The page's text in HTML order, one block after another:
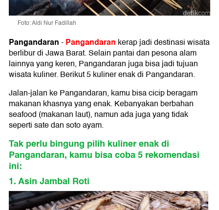
Foto: Aldi Nur Fadillah
Pangandaran-Pangandaran kerap jadi destinasi wisata
berlibur di Jawa Barat. Selain pantai dan pesona alam
lainnya yang keren, Pangandaran juga bisa jadi tujuan
wisata kuliner. Berikut 5 kuliner enak di Pangandaran.
Jalan-jalan ke Pangandaran, kamu bisa cicip beragam
makanan khasnya yang enak. Kebanyakan berbahan
seafood (makanan laut), namun ada juga yang tidak
seperti sate dan soto ayam.
Tak perlu bingung pilih kuliner enak di
Pangandaran, kamu bisa coba 5 rekomendasi
ini:
1. Asin Jambal Roti